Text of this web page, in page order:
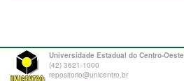
Universidade Estadual do Centro-Oeste
(42) 3621-1000
repositorio@unicentro.br